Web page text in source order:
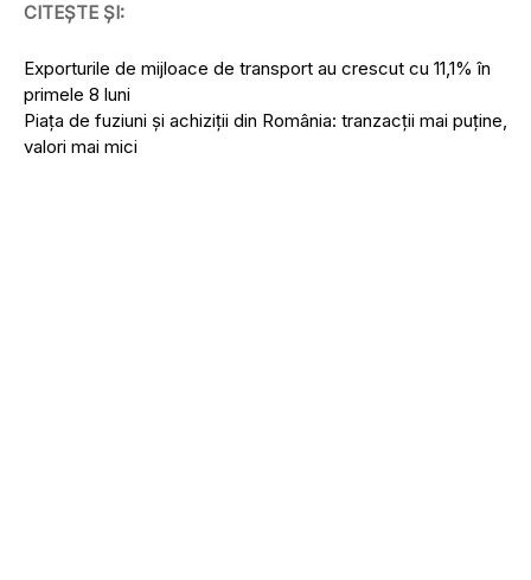
CITEȘTE ȘI:
Exporturile de mijloace de transport au crescut cu 11,1% în
primele 8 luni
Piața de fuziuni și achiziții din România: tranzacții mai puține,
valori mai mici